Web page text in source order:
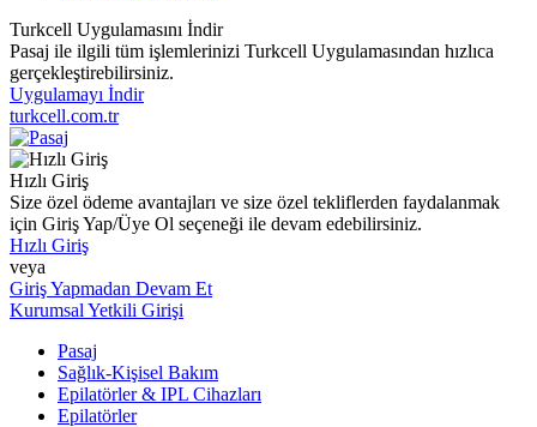
Turkcell Uygulamasını İndir
Pasaj ile ilgili tüm işlemlerinizi Turkcell Uygulamasından hızlıca
gerçekleştirebilirsiniz.
Uygulamayı İndir
turkcell.com.tr
Hızlı Giriş
Size özel ödeme avantajları ve size özel tekliflerden faydalanmak
için Giriş Yap/Üye Ol seçeneği ile devam edebilirsiniz.
Hızlı Giriş
veya
Giriş Yapmadan Devam Et
Kurumsal Yetkili Girişi
Pasaj
Sağlık-Kişisel Bakım
Epilatörler & IPL Cihazları
Epilatörler